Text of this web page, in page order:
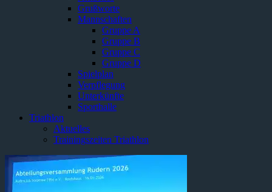
Grußworte
Mannschaften
Gruppe A
Gruppe B
Gruppe C
Gruppe D
Spielplan
Verpflegung
Unterkünfte
Sporthalle
Triathlon
Aktuelles
Trainingszeiten Triathlon